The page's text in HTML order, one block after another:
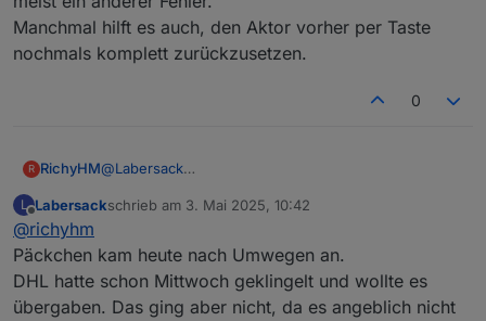
Manchmal hilft es auch, den Aktor vorher per Taste
nochmals komplett zurückzusetzen.
0
R RichyHM@Labersack
einen blinkt die LED wenn der Schalter mit Strom
gemacht wird). Beim zweiten Schalter blinkt die LED
ständig.
L
Offline
Labersackschrieb am 3. Mai 2025, 10:42
zuletzt editiert von
@richyhm
Päckchen kam heute nach Umwegen an.
DHL hatte schon Mittwoch geklingelt und wollte es
übergaben. Das ging aber nicht, da es angeblich nicht